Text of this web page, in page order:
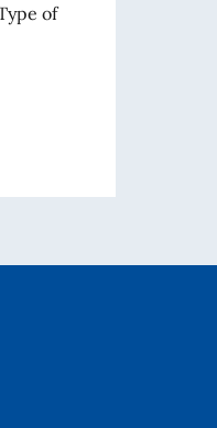
DEGLI AFFARI
of
EQUIPMENT FOR